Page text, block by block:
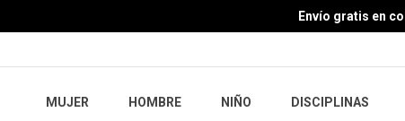
Envío gratis en
MUJER HOMBRE NIÑO DISCIPLINAS